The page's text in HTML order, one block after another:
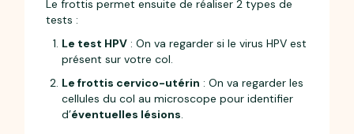
Le frottis permet ensuite de réaliser 2 types de
tests :
Le test HPV : On va regarder si le virus HPV est
présent sur votre col.
Le frottis cervico-utérin : On va regarder les
cellules du col au microscope pour identifier
d’éventuelles lésions.